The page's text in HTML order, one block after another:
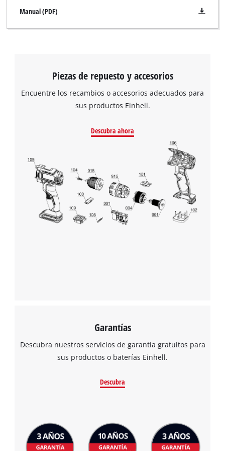
¡Necesitamos su consentimiento para
cargar el servicio Google Maps!
visitor. The website owner needs to setup
the site with their CMP to add this content
to the list of technologies used.
Powered by
Usercentrics Consent
Management Platform
Manual (PDF)
Piezas de repuesto y accesorios
Encuentre los recambios o accesorios adecuados para
sus productos Einhell.
Descubra ahora
Garantías
Descubra nuestros servicios de garantía gratuitos para
sus productos o baterías Einhell.
Descubra